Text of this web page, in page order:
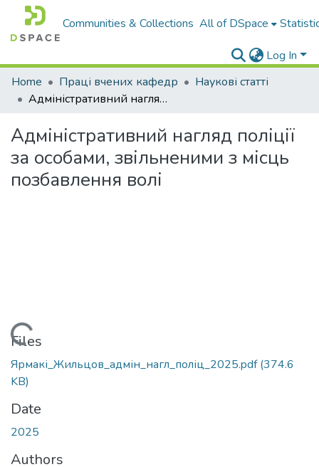
Communities & Collections All of DSpace
Log In
Home
Праці вчених кафедр
Наукові статті
Адміністративний нагляд поліції за особами, звільненими з місць позбавлення волі
Адміністративний нагляд поліції
за особами, звільненими з місць
позбавлення волі
Files
Ярмакі_Жильцов_адмін_нагл_поліц_2025.pdf(374.6
KB)
Date
2025
Authors